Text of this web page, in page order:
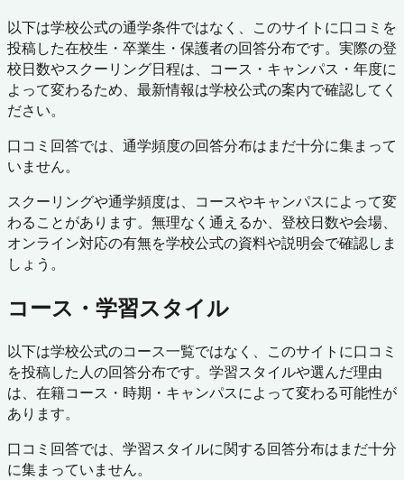
以下は学校公式の通学条件ではなく、このサイトに口コミを
投稿した在校生・卒業生・保護者の回答分布です。実際の登
校日数やスクーリング日程は、コース・キャンパス・年度に
よって変わるため、最新情報は学校公式の案内で確認してく
ださい。
口コミ回答では、通学頻度の回答分布はまだ十分に集まって
いません。
スクーリングや通学頻度は、コースやキャンパスによって変
わることがあります。無理なく通えるか、登校日数や会場、
オンライン対応の有無を学校公式の資料や説明会で確認しま
しょう。
コース・学習スタイル
以下は学校公式のコース一覧ではなく、このサイトに口コミ
を投稿した人の回答分布です。学習スタイルや選んだ理由
は、在籍コース・時期・キャンパスによって変わる可能性が
あります。
口コミ回答では、学習スタイルに関する回答分布はまだ十分
に集まっていません。